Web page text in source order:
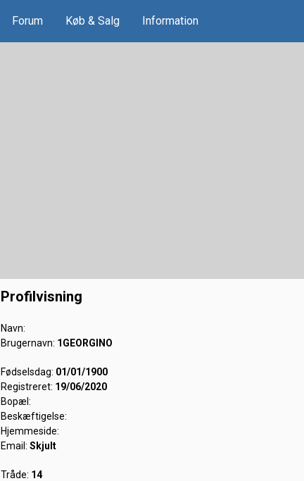
Forum Køb & Salg Information
Profilvisning
Navn:
Brugernavn: 1GEORGINO
Fødselsdag: 01/01/1900
Registreret: 19/06/2020
Bopæl:
Beskæftigelse:
Hjemmeside:
Email: Skjult
Tråde: 14